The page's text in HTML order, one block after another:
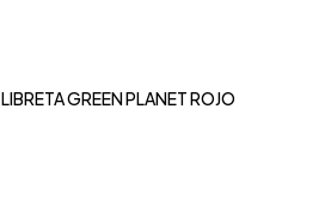
LIBRETA GREEN PLANET ROJO